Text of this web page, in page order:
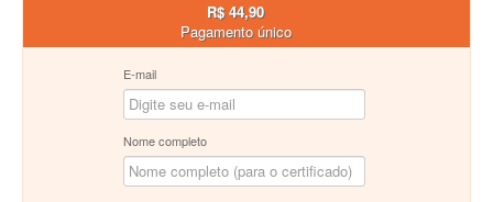
R$ 44,90
Pagamento único
E-mail
Nome completo